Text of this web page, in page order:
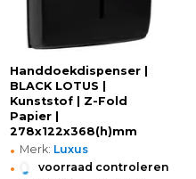
Handdoekdispenser |
BLACK LOTUS |
Kunststof | Z-Fold
Papier |
278x122x368(h)mm
• Merk: Luxus
• voorraad controleren